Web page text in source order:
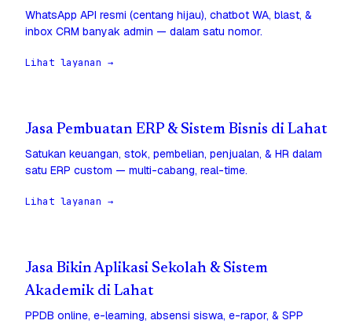
WhatsApp API resmi (centang hijau), chatbot WA, blast, &
inbox CRM banyak admin — dalam satu nomor.
Lihat layanan →
Jasa Pembuatan ERP & Sistem Bisnis di Lahat
Satukan keuangan, stok, pembelian, penjualan, & HR dalam
satu ERP custom — multi-cabang, real-time.
Lihat layanan →
Jasa Bikin Aplikasi Sekolah & Sistem
Akademik di Lahat
PPDB online, e-learning, absensi siswa, e-rapor, & SPP